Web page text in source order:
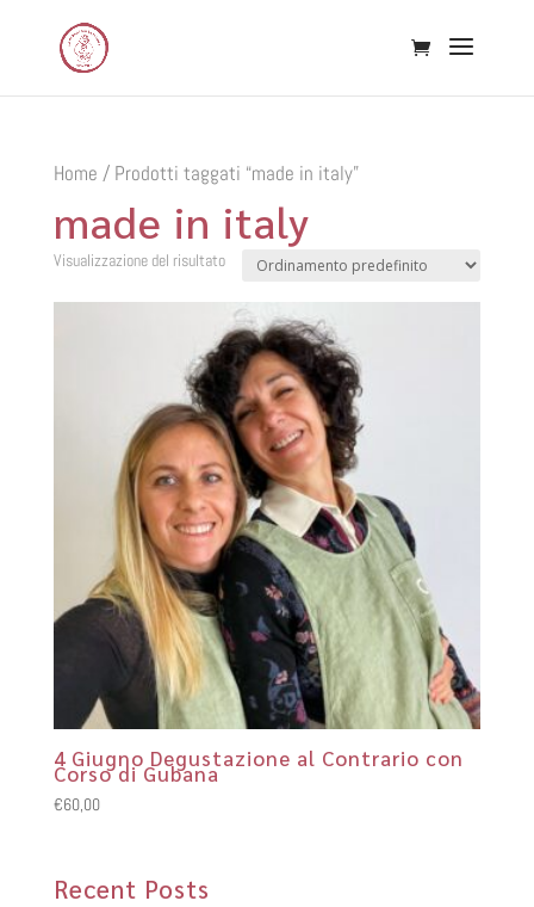
Home / Prodotti taggati “made in italy”
made in italy
Visualizzazione del risultato
4 Giugno Degustazione al Contrario con
Corso di Gubana
€60,00
Recent Posts